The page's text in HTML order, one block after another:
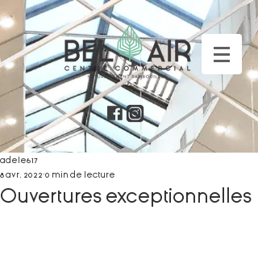
Ouvertures exceptionnelles
adele617
8 avr. 2022 0 min de lecture